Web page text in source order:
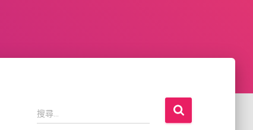
搜
尋
搜尋...